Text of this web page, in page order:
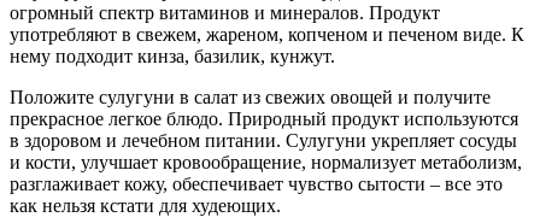
огромный спектр витаминов и минералов. Продукт
употребляют в свежем, жареном, копченом и печеном виде. К
нему подходит кинза, базилик, кунжут.
Положите сулугуни в салат из свежих овощей и получите
прекрасное легкое блюдо. Природный продукт используются
в здоровом и лечебном питании. Сулугуни укрепляет сосуды
и кости, улучшает кровообращение, нормализует метаболизм,
разглаживает кожу, обеспечивает чувство сытости – все это
как нельзя кстати для худеющих.